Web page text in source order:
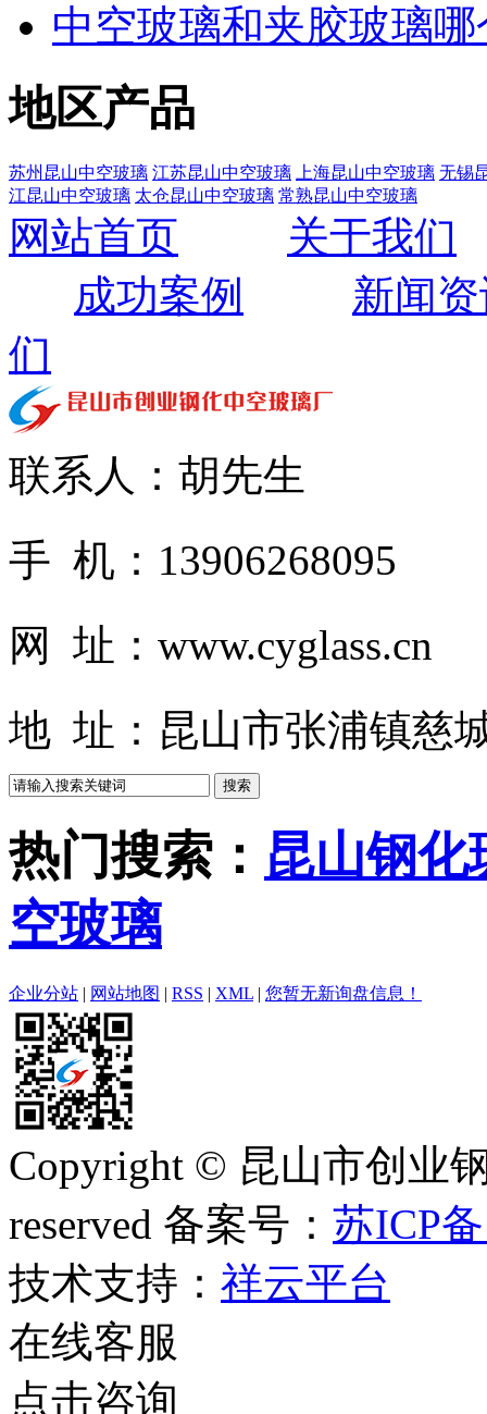
中空玻璃和夹胶玻璃哪
地区产品
苏州昆山中空玻璃 江苏昆山中空玻璃 上海昆山中空玻璃 无锡
江昆山中空玻璃 太仓昆山中空玻璃 常熟昆山中空玻璃
网站首页
关于我们
成功案例
新闻
们
联系人：胡先生
手 机：13906268095
网 址：www.cyglass.cn
地 址：昆山市张浦镇慈
热门搜索： 昆山钢化
空玻璃
企业分站 | 网站地图 | RSS | XML | 您暂无新询盘信息！
Copyright © 昆山市创业
reserved 备案号： 苏ICP
技术支持： 祥云平台
在线客服
点击咨询